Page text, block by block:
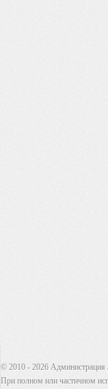
© 2010 - 2026
При полном или частичном